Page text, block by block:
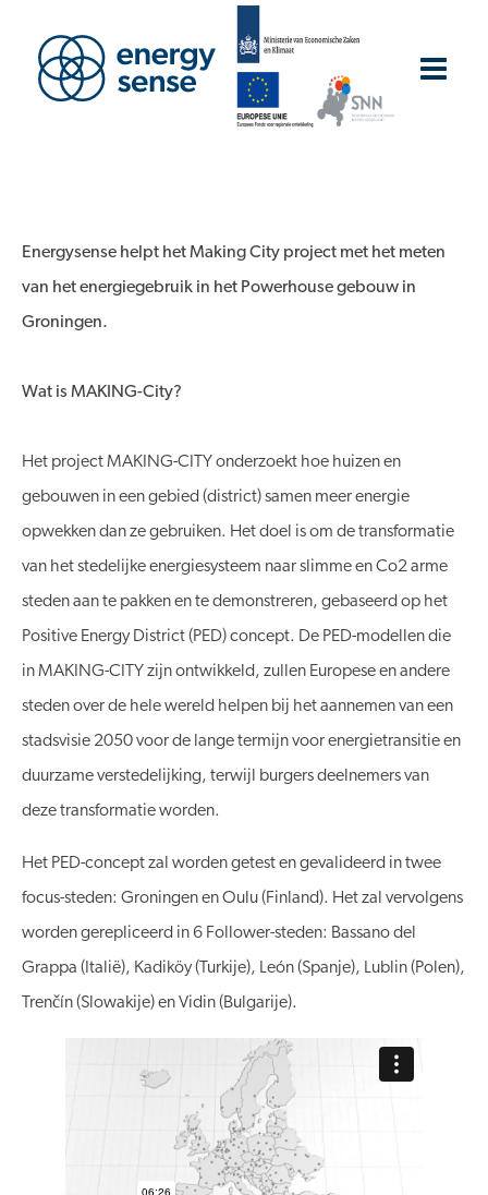
Energysense helpt het Making City project met het meten
van het energiegebruik in het Powerhouse gebouw in
Groningen.
Wat is MAKING-City?
Het project MAKING-CITY onderzoekt hoe huizen en
gebouwen in een gebied (district) samen meer energie
opwekken dan ze gebruiken. Het doel is om de transformatie
van het stedelijke energiesysteem naar slimme en Co2 arme
steden aan te pakken en te demonstreren, gebaseerd op het
Positive Energy District (PED) concept. De PED-modellen die
in MAKING-CITY zijn ontwikkeld, zullen Europese en andere
steden over de hele wereld helpen bij het aannemen van een
stadsvisie 2050 voor de lange termijn voor energietransitie en
duurzame verstedelijking, terwijl burgers deelnemers van
deze transformatie worden.
Het PED-concept zal worden getest en gevalideerd in twee
focus-steden: Groningen en Oulu (Finland). Het zal vervolgens
worden gerepliceerd in 6 Follower-steden: Bassano del
Grappa (Italië), Kadiköy (Turkije), León (Spanje), Lublin (Polen),
Trenčín (Slowakije) en Vidin (Bulgarije).